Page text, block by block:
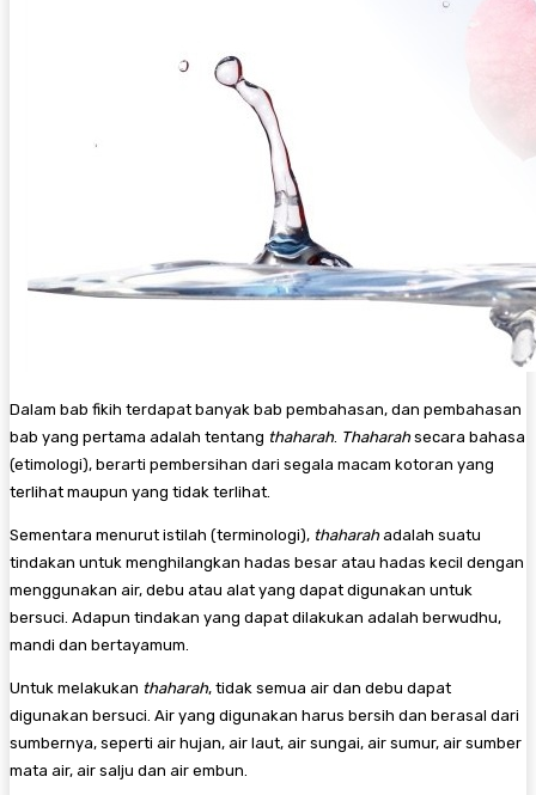
Dalam bab fikih terdapat banyak bab pembahasan, dan pembahasan
bab yang pertama adalah tentang thaharah Thaharah secara bahasa
(etimologi), berarti pembersihan dari segala macam kotoran yang
terlihat maupun yang tidak terlihat.
Sementara menurut istilah (terminologi), thaharah adalah suatu
tindakan untuk menghilangkan hadas besar atau hadas kecil dengan
menggunakan air, debu atau alat yang dapat digunakan untuk
bersuci. Adapun tindakan yang dapat dilakukan adalah berwudhu,
mandi dan bertayamum.
Untuk melakukan thaharah, tidak semua air dan debu dapat
digunakan bersuci. Air yang digunakan harus bersih dan berasal dari
sumbernya, seperti air hujan, air laut, air sungai, air sumur, air sumber
mata air, air salju dan air embun.